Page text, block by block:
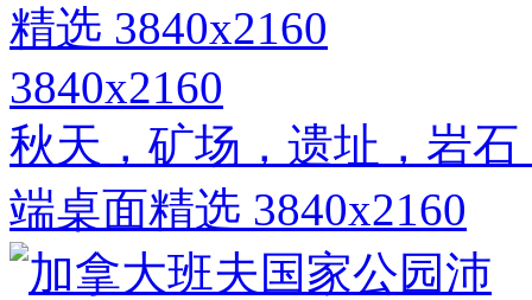
3840x2160
秋天，矿场，遗址，岩
端桌面精选 3840x2160